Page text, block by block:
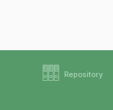
Repository